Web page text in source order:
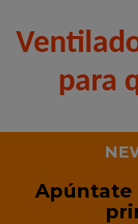
para
Apúntate